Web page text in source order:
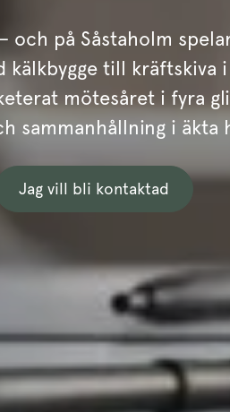
och på Såstaholm
till kräftskiva
mötesåret i fyra
sammanhållning i äkta
Jag vill bli kontaktad